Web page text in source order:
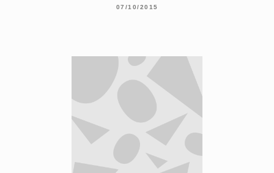
07/10/2015